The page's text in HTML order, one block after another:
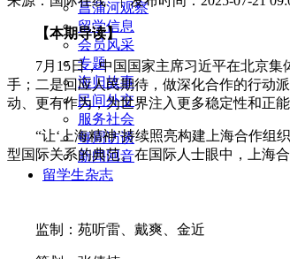
菖蒲河观察
留学信息
会员风采
专题
海归故事
民间外交
服务社会
每周访谈
新闻回音
留学生杂志
【本期导读】
7月15日，中国国家主席习近平在北京集
手；二是回应人民期待，做深化合作的行动
动、更有作为，为世界注入更多稳定性和正能
“让‘上海精神’持续照亮构建上海合作组织
型国际关系的典范。在国际人士眼中，上海
监制：苑听雷、戴爽、金近